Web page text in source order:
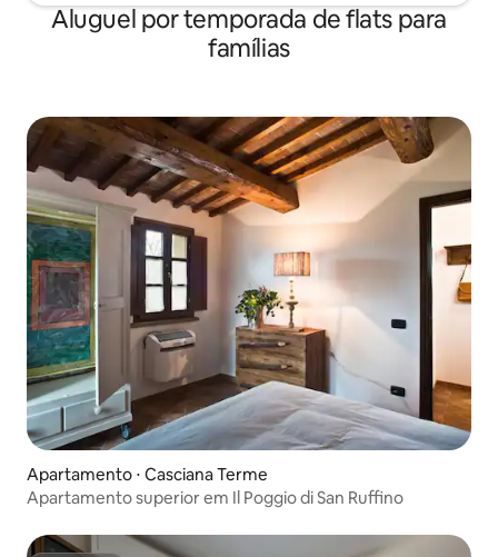
Aluguel por temporada de flats para
famílias
Apartamento ⋅ Casciana Terme
Apartamento superior em Il Poggio di San Ruffino